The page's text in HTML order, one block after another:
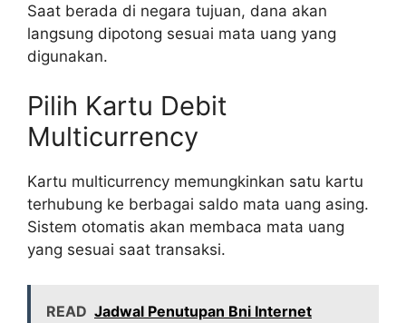
Saat berada di negara tujuan, dana akan
langsung dipotong sesuai mata uang yang
digunakan.
Pilih Kartu Debit
Multicurrency
Kartu multicurrency memungkinkan satu kartu
terhubung ke berbagai saldo mata uang asing.
Sistem otomatis akan membaca mata uang
yang sesuai saat transaksi.
READ Jadwal Penutupan Bni Internet